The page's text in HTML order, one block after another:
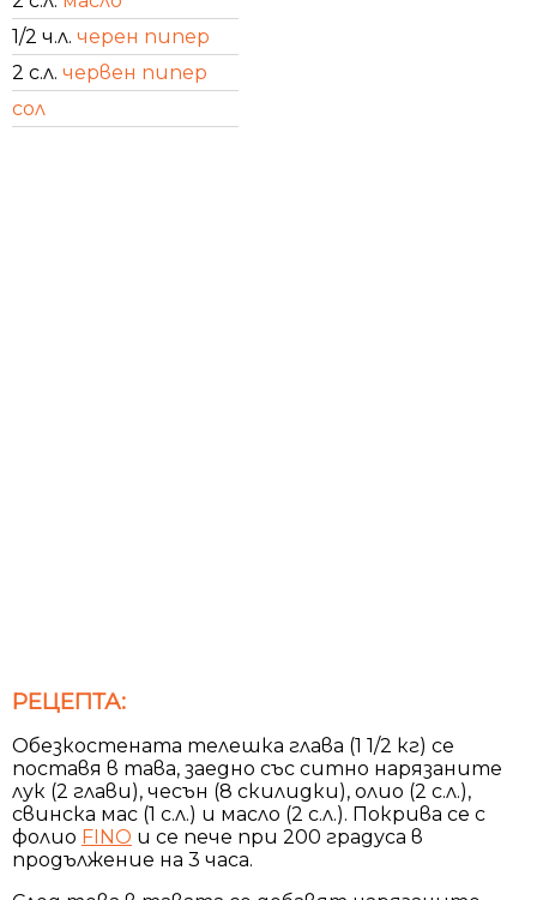
1/2 ч.л. черен пипер
2 с.л. червен пипер
сол
РЕЦЕПТА:
Обезкостената телешка глава (1 1/2 кг) се
поставя в тава, заедно със ситно нарязаните
лук (2 глави), чесън (8 скилидки), олио (2 с.л.),
свинска мас (1 с.л.) и масло (2 с.л.). Покрива се с
фолио FINO и се пече при 200 градуса в
продължение на 3 часа.